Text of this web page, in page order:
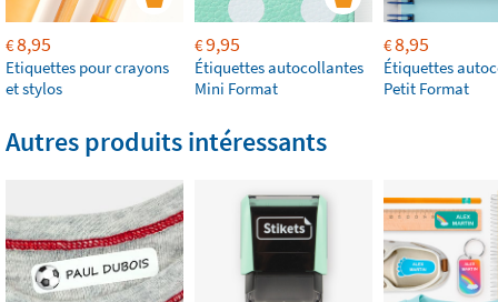
€8,95
Etiquettes pour crayons
et stylos
€9,95
Étiquettes autocollantes
Mini Format
€8,95
Étiquettes
Petit Format
Autres produits intéressants